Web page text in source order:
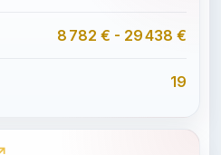
8 782 € - 29 438 €
19